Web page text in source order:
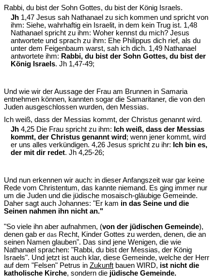
Rabbi, du bist der Sohn Gottes, du bist der König Israels.
Jh 1,47 Jesus sah Nathanael zu sich kommen und spricht von
ihm: Siehe, wahrhaftig ein Israelit, in dem kein Trug ist. 1,48
Nathanael spricht zu ihm: Woher kennst du mich? Jesus
antwortete und sprach zu ihm: Ehe Philippus dich rief, als du
unter dem Feigenbaum warst, sah ich dich. 1,49 Nathanael
antwortete ihm: Rabbi, du bist der Sohn Gottes, du bist der
König Israels. Jh 1,47-49;
Und wie wir der Aussage der Frau am Brunnen in Samaria
entnehmen können, kannten sogar die Samaritaner, die von den
Juden ausgeschlossen wurden, den Messias.
Ich weiß, dass der Messias kommt, der Christus genannt wird.
Jh 4,25 Die Frau spricht zu ihm: Ich weiß, dass der Messias
kommt, der Christus genannt wird ; wenn jener kommt, wird
er uns alles verkündigen. 4,26 Jesus spricht zu ihr: Ich bin es,
der mit dir redet. Jh 4,25-26;
Und nun erkennen wir auch: in dieser Anfangszeit war gar keine
Rede vom Christentum, das kannte niemand. Es ging immer nur
um die Juden und die jüdische mosaisch-gläubige Gemeinde.
Daher sagt auch Johannes: "Er kam in das Seine und die
Seinen nahmen ihn nicht an."
"So viele ihn aber aufnahmen, (von der jüdischen Gemeinde),
denen gab er das Recht, Kinder Gottes zu werden, denen, die an
seinen Namen glauben". Das sind jene Wenigen, die wie
Nathanael sprachen: "Rabbi, du bist der Messias, der König
Israels". Und jetzt ist auch klar, diese Gemeinde, welche der Herr
auf dem "Felsen" Petrus in Zukunft bauen WIRD, ist nicht die
katholische Kirche, sondern die jüdische Gemeinde.